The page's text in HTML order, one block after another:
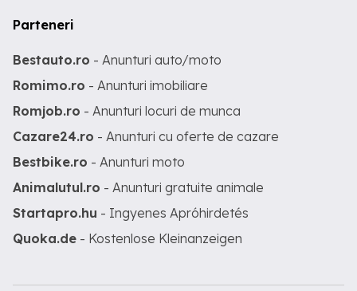
Parteneri
Bestauto.ro - Anunturi auto/moto
Romimo.ro - Anunturi imobiliare
Romjob.ro - Anunturi locuri de munca
Cazare24.ro - Anunturi cu oferte de cazare
Bestbike.ro - Anunturi moto
Animalutul.ro - Anunturi gratuite animale
Startapro.hu - Ingyenes Apróhirdetés
Quoka.de - Kostenlose Kleinanzeigen